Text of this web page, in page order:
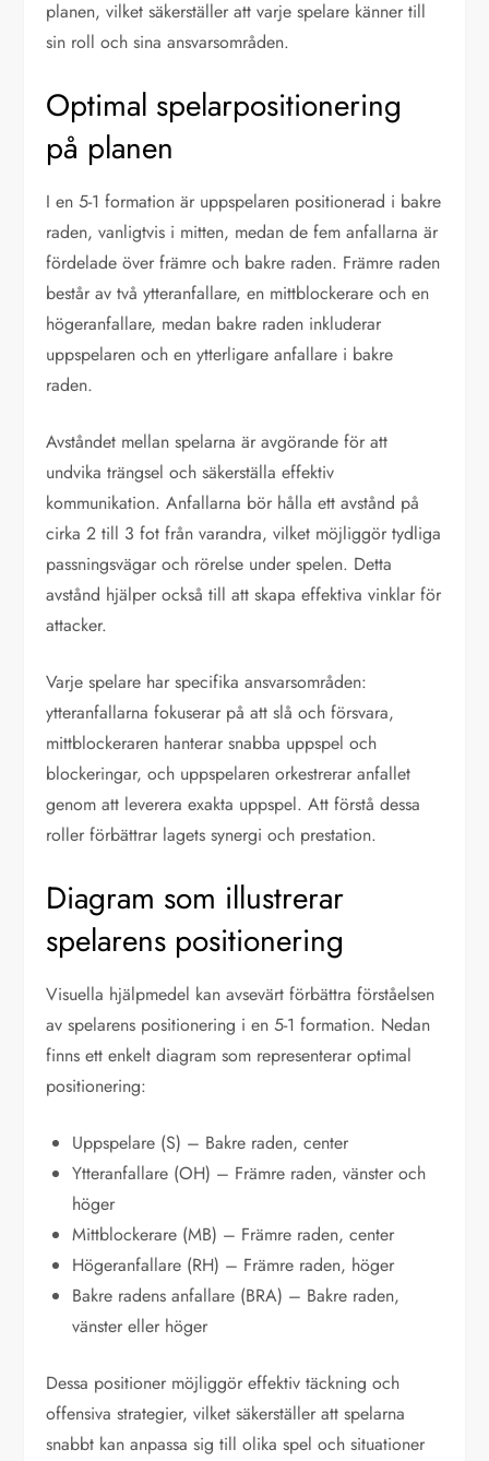
planen, vilket säkerställer att varje spelare känner till
sin roll och sina ansvarsområden.
Optimal spelarpositionering
på planen
I en 5-1 formation är uppspelaren positionerad i bakre
raden, vanligtvis i mitten, medan de fem anfallarna är
fördelade över främre och bakre raden. Främre raden
består av två ytteranfallare, en mittblockerare och en
högeranfallare, medan bakre raden inkluderar
uppspelaren och en ytterligare anfallare i bakre
raden.
Avståndet mellan spelarna är avgörande för att
undvika trängsel och säkerställa effektiv
kommunikation. Anfallarna bör hålla ett avstånd på
cirka 2 till 3 fot från varandra, vilket möjliggör tydliga
passningsvägar och rörelse under spelen. Detta
avstånd hjälper också till att skapa effektiva vinklar för
attacker.
Varje spelare har specifika ansvarsområden:
ytteranfallarna fokuserar på att slå och försvara,
mittblockeraren hanterar snabba uppspel och
blockeringar, och uppspelaren orkestrerar anfallet
genom att leverera exakta uppspel. Att förstå dessa
roller förbättrar lagets synergi och prestation.
Diagram som illustrerar
spelarens positionering
Visuella hjälpmedel kan avsevärt förbättra förståelsen
av spelarens positionering i en 5-1 formation. Nedan
finns ett enkelt diagram som representerar optimal
positionering:
Uppspelare (S) – Bakre raden, center
Ytteranfallare (OH) – Främre raden, vänster och
höger
Mittblockerare (MB) – Främre raden, center
Högeranfallare (RH) – Främre raden, höger
Bakre radens anfallare (BRA) – Bakre raden,
vänster eller höger
Dessa positioner möjliggör effektiv täckning och
offensiva strategier, vilket säkerställer att spelarna
snabbt kan anpassa sig till olika spel och situationer